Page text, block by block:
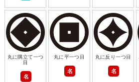
丸に隅立て一つ
目
名
丸に平一つ目
名
丸に反り一つ目
名